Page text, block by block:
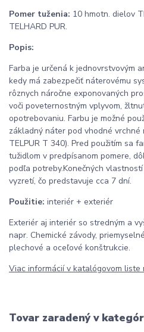
Pomer tuženia: 10 hmotn. dielov
TELHARD PUR.
Popis:
Farba je určená k jednovrstvovým
kedy má zabezpečiť náterovému
rôznych náročne exponovaných
voči poveternostným vplyvom,
opotrebovaniu. Farbu je možné
základný náter pod vhodné vrchné
TELPUR T 340). Pred použitím sa
tužidlom v predpísanom pomere,
podľa potreby.Konečných
vyzretí, čo predstavuje cca 7 dní.
Použitie: interiér + exteriér
Exteriér aj interiér so stredným a
napr. Chemické závody,
plechové a oceľové konštrukcie.
Viac informácií v katalógovom liste
Tovar zaradený v